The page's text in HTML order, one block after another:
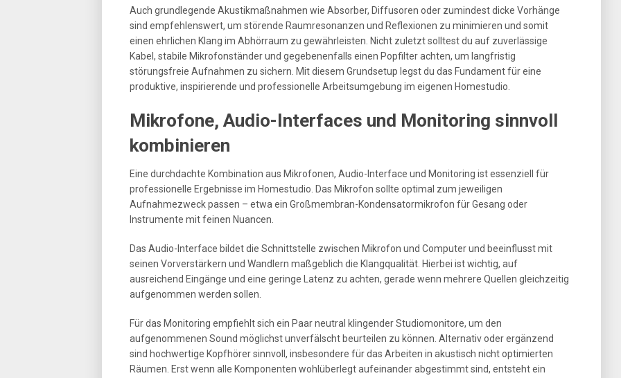
Auch grundlegende Akustikmaßnahmen wie Absorber, Diffusoren oder zumindest dicke Vorhänge
sind empfehlenswert, um störende Raumresonanzen und Reflexionen zu minimieren und somit
einen ehrlichen Klang im Abhörraum zu gewährleisten. Nicht zuletzt solltest du auf zuverlässige
Kabel, stabile Mikrofonständer und gegebenenfalls einen Popfilter achten, um langfristig
störungsfreie Aufnahmen zu sichern. Mit diesem Grundsetup legst du das Fundament für eine
produktive, inspirierende und professionelle Arbeitsumgebung im eigenen Homestudio.
Mikrofone, Audio-Interfaces und Monitoring sinnvoll
kombinieren
Eine durchdachte Kombination aus Mikrofonen, Audio-Interface und Monitoring ist essenziell für
professionelle Ergebnisse im Homestudio. Das Mikrofon sollte optimal zum jeweiligen
Aufnahmezweck passen – etwa ein Großmembran-Kondensatormikrofon für Gesang oder
Instrumente mit feinen Nuancen.
Das Audio-Interface bildet die Schnittstelle zwischen Mikrofon und Computer und beeinflusst mit
seinen Vorverstärkern und Wandlern maßgeblich die Klangqualität. Hierbei ist wichtig, auf
ausreichend Eingänge und eine geringe Latenz zu achten, gerade wenn mehrere Quellen gleichzeitig
aufgenommen werden sollen.
Für das Monitoring empfiehlt sich ein Paar neutral klingender Studiomonitore, um den
aufgenommenen Sound möglichst unverfälscht beurteilen zu können. Alternativ oder ergänzend
sind hochwertige Kopfhörer sinnvoll, insbesondere für das Arbeiten in akustisch nicht optimierten
Räumen. Erst wenn alle Komponenten wohlüberlegt aufeinander abgestimmt sind, entsteht ein